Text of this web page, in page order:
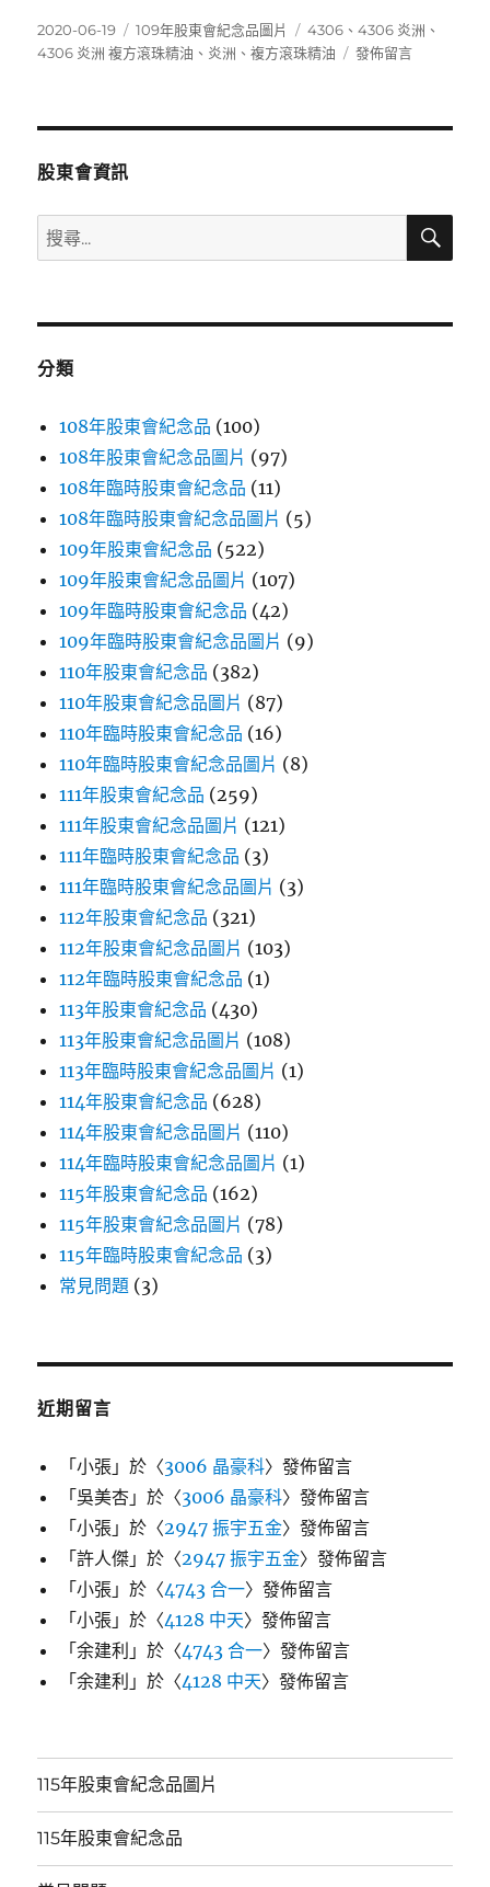
發
佈
2020-06-19
分
類
109年股東會紀念品圖片
標
籤
4306 、4306 炎洲 、
4306 炎洲 複方滾珠精油 、 炎洲 、複方滾珠精油
在
珠
油〉
發佈留言
股東會資訊
搜
尋
鍵
搜
分類
108年股東會紀念品 (100)
108年股東會紀念品圖片 (97)
108年臨時股東會紀念品 (11)
108年臨時股東會紀念品圖片 (5)
109年股東會紀念品 (522)
109年股東會紀念品圖片 (107)
109年臨時股東會紀念品 (42)
109年臨時股東會紀念品圖片 (9)
110年股東會紀念品 (382)
110年股東會紀念品圖片 (87)
110年臨時股東會紀念品 (16)
110年臨時股東會紀念品圖片 (8)
111年股東會紀念品 (259)
111年股東會紀念品圖片 (121)
111年臨時股東會紀念品 (3)
111年臨時股東會紀念品圖片 (3)
112年股東會紀念品 (321)
112年股東會紀念品圖片 (103)
112年臨時股東會紀念品 (1)
113年股東會紀念品 (430)
113年股東會紀念品圖片 (108)
113年臨時股東會紀念品圖片 (1)
114年股東會紀念品 (628)
114年股東會紀念品圖片 (110)
114年臨時股東會紀念品圖片 (1)
115年股東會紀念品 (162)
115年股東會紀念品圖片 (78)
115年臨時股東會紀念品 (3)
常見問題 (3)
近期留言
「小張 」於〈3006 晶豪科〉發佈留言
「吳美杏 」於〈3006 晶豪科〉發佈留言
「小張 」於〈2947 振宇五金〉發佈留言
「許人傑 」於〈2947 振宇五金〉發佈留言
「小張 」於〈4743 合一〉發佈留言
「小張 」於〈4128 中天〉發佈留言
「余建利 」於〈4743 合一〉發佈留言
「余建利 」於〈4128 中天〉發佈留言
115年股東會紀念品圖片
115年股東會紀念品